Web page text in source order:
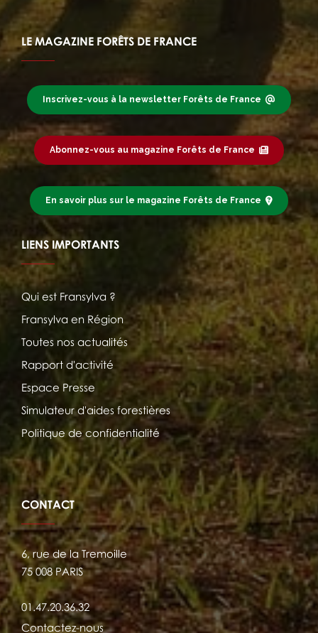
LE MAGAZINE FORÊTS DE FRANCE
Inscrivez-vous à la newsletter Forêts de France
Abonnez-vous au magazine Forêts de France
En savoir plus sur le magazine Forêts de France
LIENS IMPORTANTS
Qui est Fransylva ?
Fransylva en Région
Toutes nos actualités
Rapport d'activité
Espace Presse
Simulateur d'aides forestières
Politique de confidentialité
CONTACT
6, rue de la Tremoille
75 008 PARIS
01.47.20.36.32
Contactez-nous